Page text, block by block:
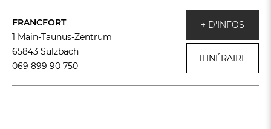
FRANCFORT
1 Main-Taunus-Zentrum
65843 Sulzbach
069 899 90 750
+ D'INFOS
ITINÉRAIRE